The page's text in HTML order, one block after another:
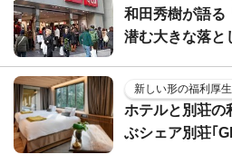
和田秀樹が語る
潜む大きな落と
新しい形の福利厚
ホテルと別荘
ぶシェア別荘｢